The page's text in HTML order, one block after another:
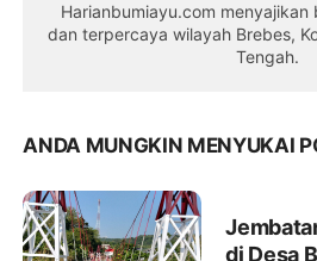
Harianbumiayu.com
dan terpercaya wilayah Brebes,
Tengah.
ANDA MUNGKIN MENYUKAI
di Desa